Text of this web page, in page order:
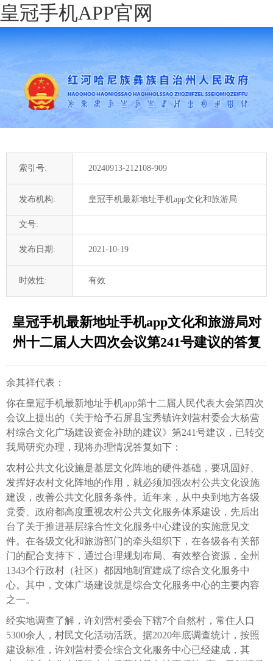
皇冠手机APP官网
索引号: 20240913-212108-909
发布机构: 皇冠手机最新地址手机app文化和旅游局
文号:
发布日期: 2021-10-19
时效性: 有效
皇冠手机最新地址手机app文化和旅游局对
州十二届人大四次会议第241号建议的答复
余其祥代表：
你在皇冠手机最新地址手机app第十二届人民代表大会第四次
会议上提出的《关于给予石屏县宝秀镇许刘营村委会大杨营
村综合文化广场建设资金补助的建议》第241号建议，已转交
我局研究办理，现将办理情况答复如下：
农村公共文化设施是基层文化阵地的硬件基础，要巩固好、
发挥好农村文化阵地的作用，就必须加强农村公共文化设施
建设，改善公共文化服务条件。近年来，从中央到地方各级
党委、政府都高度重视农村公共文化服务体系建设，先后出
台了关于推进基层综合性文化服务中心建设的实施意见文
件。在各级文化和旅游部门的牵头组织下，在各级各有关部
门的配合支持下，通过合理规划布局、有效整合资源，全州
1343个行政村（社区）都因地制宜建成了综合文化服务中
心。其中，文体广场建设就是综合文化服务中心的主要内容
之一。
经实地调查了解，许刘营村委会下辖7个自然村，常住人口
5300余人，村民文化活动活跃。据2020年底调查统计，按照
建设标准，许刘营村委会综合文化服务中心已经建成，其